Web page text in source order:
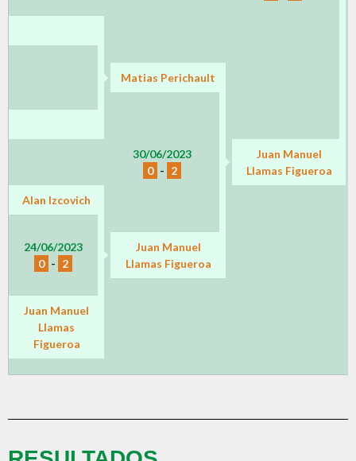
Matias Perichault
30/06/2023
0 - 2
Juan Manuel
Llamas Figueroa
Alan Izcovich
24/06/2023
0 - 2
Juan Manuel
Llamas Figueroa
Juan Manuel
Llamas
Figueroa